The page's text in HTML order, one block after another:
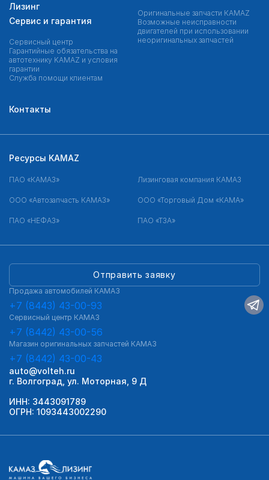
Лизинг
Сервис и гарантия
Сервисный центр
Гарантийные обязательства на
автотехнику KAMAZ и условия
гарантии
Служба помощи клиентам
Оригинальные запчасти КAMAZ
Возможные неисправности
двигателей при использовании
неоригинальных запчастей
Контакты
Отправить заявку
Продажа автомобилей КАМАЗ
+7 (8443) 43-00-93
Сервисный центр КАМАЗ
+7 (8442) 43-00-56
Магазин оригинальных запчастей КАМАЗ
+7 (8442) 43-00-43
auto@volteh.ru
г. Волгоград, ул. Моторная, 9 Д
ИНН: 3443091789
ОГРН: 1093443002290
Ресурсы KAMAZ
ПАО «КАМАЗ» Лизинговая компания КАМАЗ
ООО «Автозапчасть КАМАЗ» ООО «Торговый Дом «КАМА»
ПАО «НЕФАЗ» ПАО «ТЗА»